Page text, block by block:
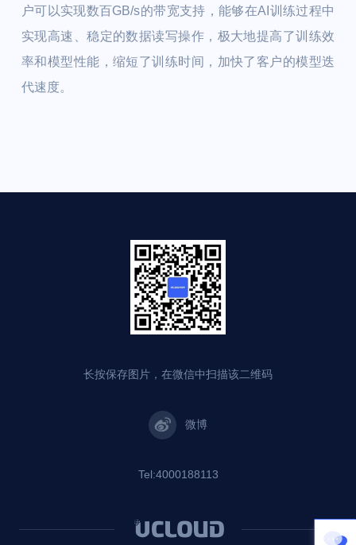
户可以实现数百GB/s的带宽支持，能够在AI训练过程中
实现高速、稳定的数据读写操作，极大地提高了训练效
率和模型性能，缩短了训练时间，加快了客户的模型迭
代速度。
长按保存图片，在微信中扫描该二维码
微博
Tel:4000188113